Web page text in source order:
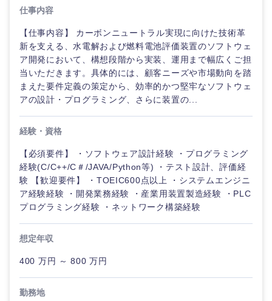
（IT）、
Webサー
ビス・制
作、ゲー
ム
技術職
（モノづ
くり）
金融専門
職
メディカ
ル
不動産専
工管理
金融専門職
メディカル
不動産専門職
建設・施工管理
事務職
その他
WEBサービス
コンサル・シンクタンク
広告・宣伝・印刷
マスメディア
エンターテイメント
法律・特許事務所・監査法人
仕事内容
【仕事内容】 カーボンニュートラル実現に向けた技術革
新を支える、水電解および燃料電池評価装置のソフトウェ
ア開発において、構想段階から実装、運用まで幅広くご担
当いただきます。具体的には、顧客ニーズや市場動向を踏
まえた要件定義の策定から、効率的かつ堅牢なソフトウェ
アの設計・プログラミング、さらに装置の...
経験・資格
【必須要件】 ・ソフトウェア設計経験 ・プログラミング
経験(C/C++/C＃/JAVA/Python等) ・テスト設計、評価経
験 【歓迎要件】 ・TOEIC600点以上 ・システムエンジニ
ア経験経験 ・開発業務経験 ・産業用装置製造経験 ・PLC
プログラミング経験 ・ネットワーク構築経験
想定年収
400 万円 ～ 800 万円
勤務地